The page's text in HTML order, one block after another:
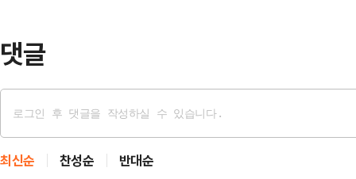
댓글
최신순 찬성순 반대순